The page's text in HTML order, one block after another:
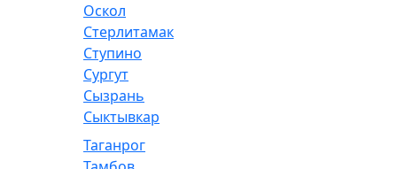
Оскол
Стерлитамак
Ступино
Сургут
Сызрань
Сыктывкар
Таганрог